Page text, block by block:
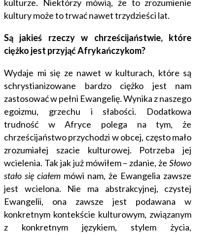
kulturze. Niektórzy mówią, że to zrozumienie
kultury może to trwać nawet trzydzieści lat.
Są jakieś rzeczy w chrześcijaństwie,które
ciężko jest przyjąć Afrykańczykom?
Wydaje mi się ze nawet w kulturach, które są
schrystianizowane bardzo ciężko jest nam
zastosować w pełni Ewangelię. Wynika z naszego
egoizmu, grzechu i słabości. Dodatkowa
trudność w Afryce polega na tym, że
chrześcijaństwo przychodzi w obcej, często mało
zrozumiałej szacie kulturowej. Potrzeba jej
wcielenia. Tak jak już mówiłem – zdanie, żeSłowo
stało się ciałem mówi nam, że Ewangelia zawsze
jest wcielona. Nie ma abstrakcyjnej, czystej
Ewangelii, ona zawsze jest podawana w
konkretnym kontekście kulturowym, związanym
z konkretnym językiem, stylem życia,